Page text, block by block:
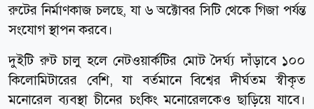
রুটের নির্মাণকাজ চলছে, যা ৬ অক্টোবর সিটি থেকে গিজা পর্যন্ত
সংযোগ স্থাপন করবে।
দুইটি রুট চালু হলে নেটওয়ার্কটির মোট দৈর্ঘ্য দাঁড়াবে ১০০
কিলোমিটারের বেশি, যা বর্তমানে বিশ্বের দীর্ঘতম স্বীকৃত
মনোরেল ব্যবস্থা চীনের চংকিং মনোরেলকেও ছাড়িয়ে যাবে।